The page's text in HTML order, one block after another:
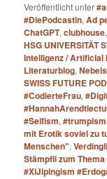
Veröffentlicht unter
#DiePodcastin,Ad
ChatGPT,clubhouse
HSG UNIVERSITÄT
Intelligenz / Artificial
Literaturblog,
SWISS FUTURE
#CodierteFrau,
#Selfism,#trumpism
mit Erotik soviel zu
Menschen",
Stämpfli zum
#XiJipingism